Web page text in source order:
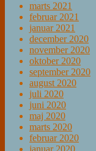
marts 2021
februar 2021
januar 2021
december 2020
november 2020
oktober 2020
september 2020
august 2020
juli 2020
juni 2020
maj 2020
marts 2020
februar 2020
januar 2020